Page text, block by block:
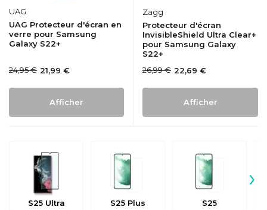
UAG
UAG Protecteur d'écran en
verre pour Samsung
Galaxy S22+
24,95 € 21,99 €
Afficher
Zagg
Protecteur d'écran
InvisibleShield Ultra Clear+
pour Samsung Galaxy
S22+
26,99 € 22,69 €
Afficher
S25 Ultra S25 Plus S25
›